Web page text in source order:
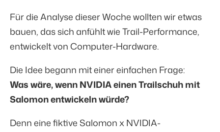
Für die Analyse dieser Woche wollten wir etwas
bauen, das sich anfühlt wie Trail-Performance,
entwickelt von Computer-Hardware.
Die Idee begann mit einer einfachen Frage:
Was wäre, wenn NVIDIA einen Trailschuh mit
Salomon entwickeln würde?
Denn eine fiktive Salomon x NVIDIA-